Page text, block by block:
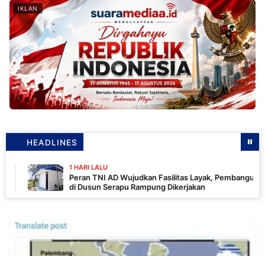
IKLAN
HEADLINES
1 HARI LALU
Peran TNI AD Wujudkan Fasilitas Layak, Pembangunan MCK
di Dusun Serapu Rampung Dikerjakan